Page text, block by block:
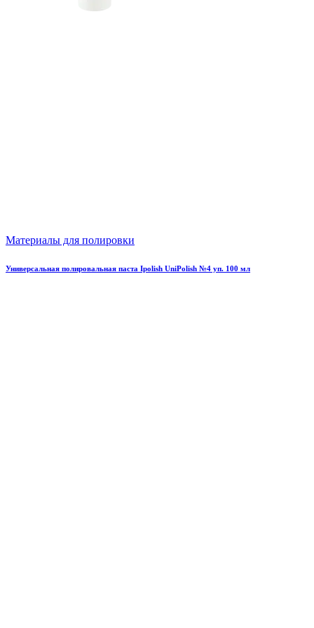
Материалы для полировки
Универсальная полировальная паста Ipolish UniPolish №4 уп. 100 мл